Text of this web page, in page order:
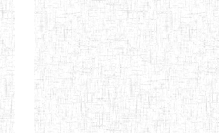
Denomination Création Type Nature
GTTC
BANGEM
08/12/1997 ENIEG Public
GTTC
FONTEM
25/09/2000 ENIEG Public